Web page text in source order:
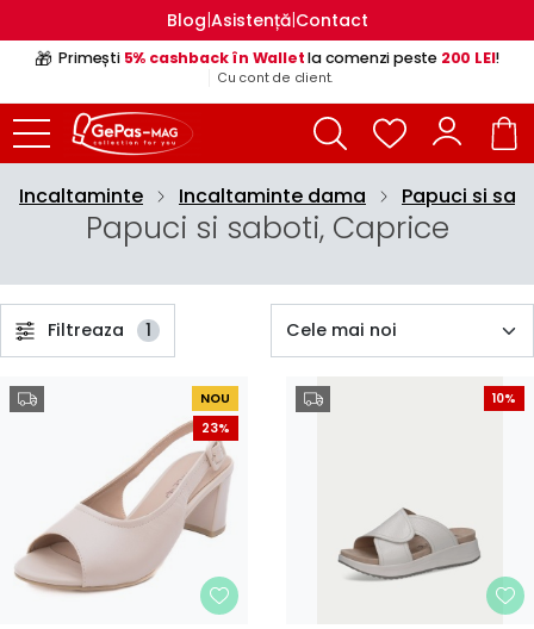
Blog|Asistență|Contact
🎁 Primești 5% cashback în Walletla comenzi peste 200 LEI!
Cu cont de client.
Incaltaminte Incaltaminte dama Papuci si
Papuci si saboti, Caprice
Filtreaza 1
NOU
23%
10%